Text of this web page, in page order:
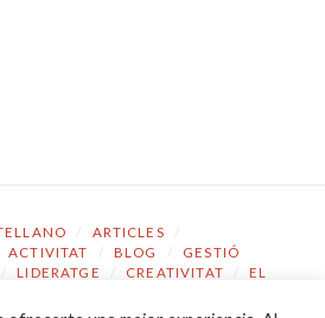
ARTICLES
ACTIVITAT BLOG
GESTIÓ
LIDERATGE CREATIVITAT
EL